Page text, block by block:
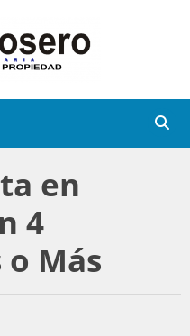
en
4
Más